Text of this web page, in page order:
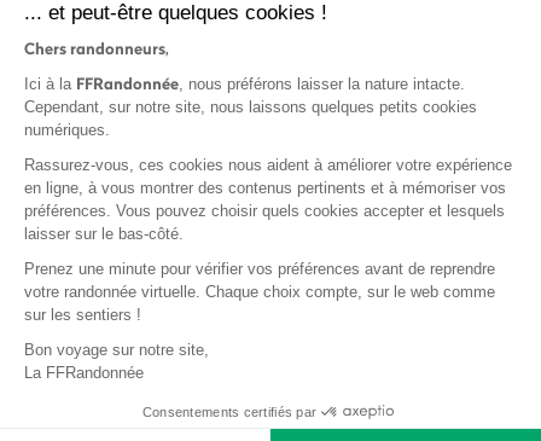
Protection des données
Politique de confidentialité
Base documentaire
... et peut-être quelques cookies !
Chers randonneurs,
Ici à la FFRandonnée, nous préférons laisser la nature intacte.
Cependant, sur notre site, nous laissons quelques petits cookies
numériques.
Rassurez-vous, ces cookies nous aident à améliorer votre expérience
en ligne, à vous montrer des contenus pertinents et à mémoriser vos
préférences. Vous pouvez choisir quels cookies accepter et lesquels
laisser sur le bas-côté.
Prenez une minute pour vérifier vos préférences avant de reprendre
votre randonnée virtuelle. Chaque choix compte, sur le web comme
sur les sentiers !
Bon voyage sur notre site,
La FFRandonnée
Consentements certifiés par